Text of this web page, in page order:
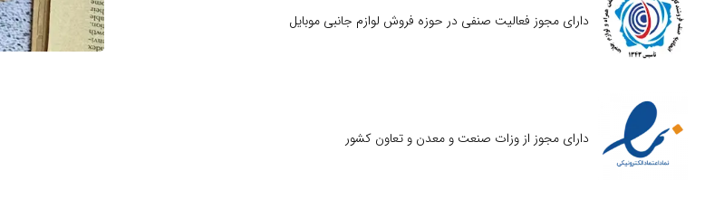
دارای مجوز فعالیت صنفی در حوزه فروش لوازم جانبی موبایل
دارای مجوز از وزات صنعت و معدن و تعاون کشور